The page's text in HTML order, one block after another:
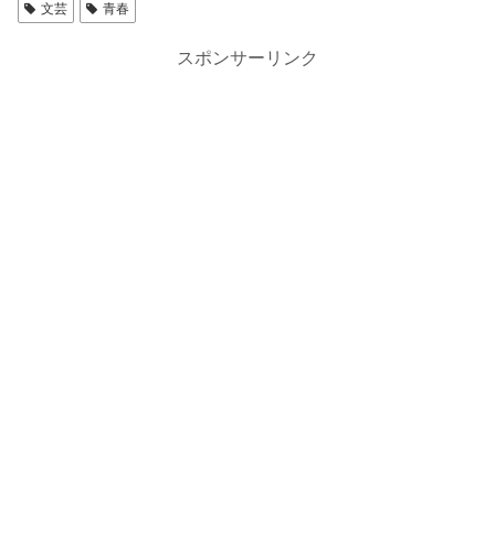
文芸
青春
スポンサーリンク